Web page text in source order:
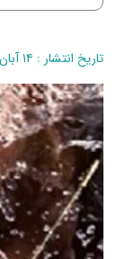
تاریخ انتشار : ۱۴ آبان ۹۸